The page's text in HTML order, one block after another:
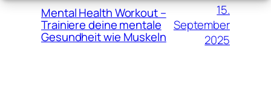
Mental Health Workout –
Trainiere deine mentale
Gesundheit wie Muskeln
15.
September
2025